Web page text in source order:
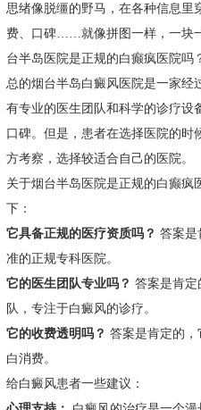
思绪像脱缰的野马，在各种信息里
费、口碑……就像拼图一样，一块
台半岛医院是正规的白癫疯医院吗
总的烟台半岛白癜风医院是一家经
有专业的医生团队和科学的诊疗设
口碑。但是，患者在选择医院的时
方考察，选择较适合自己的医院。
关于烟台半岛医院是正规的白癫疯
下：
它具备正规的医疗资质吗？ 答案是
准的正规专科医院。
它的医生团队专业吗？ 答案是肯定
队，专注于白癜风的诊疗。
它的收费透明吗？ 答案是肯定的，
白消费。
给白癜风患者一些建议：